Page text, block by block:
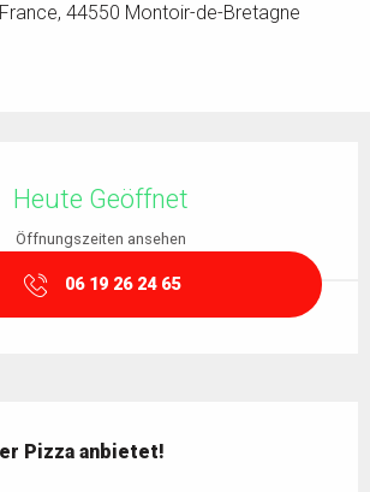
44550 Montoir-de-Bretagne
Heute Geöffnet
Öffnungszeiten ansehen
06 19 26 24 65
Pizza anbietet!